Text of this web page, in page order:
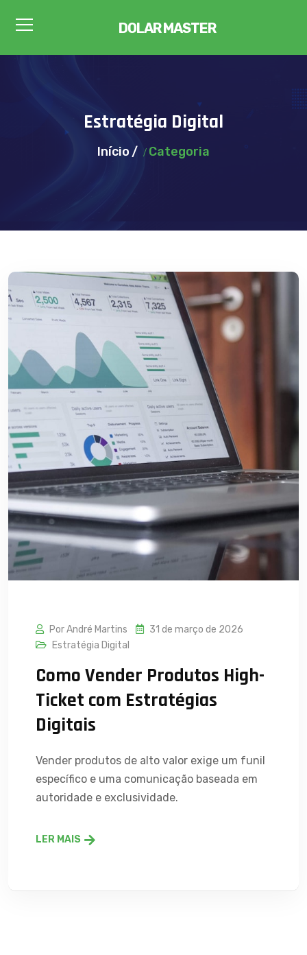
DOLAR MASTER
Estratégia Digital
Início Categoria
Por André Martins
31 de março de 2026
Estratégia Digital
Como Vender Produtos High-
Ticket com Estratégias
Digitais
Vender produtos de alto valor exige um funil
específico e uma comunicação baseada em
autoridade e exclusividade.
LER MAIS